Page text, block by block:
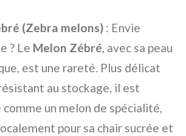
(Zebra melons) : Envie
? Le Melon Zébré, avec sa peau
est une rareté. Plus délicat
au stockage, il est
comme un melon de spécialité,
pour sa chair sucrée et